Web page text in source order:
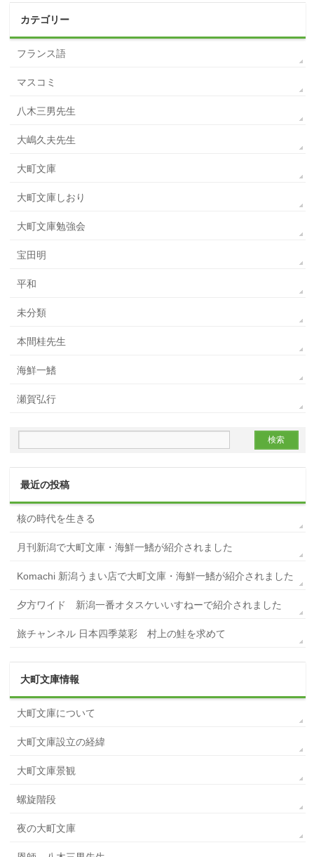
カテゴリー
フランス語
マスコミ
八木三男先生
大嶋久夫先生
大町文庫
大町文庫しおり
大町文庫勉強会
宝田明
平和
未分類
本間桂先生
海鮮一鰭
瀬賀弘行
最近の投稿
核の時代を生きる
月刊新潟で大町文庫・海鮮一鰭が紹介されました
Komachi 新潟うまい店で大町文庫・海鮮一鰭が紹介されました
夕方ワイド 新潟一番オタスケいいすねーで紹介されました
旅チャンネル 日本四季菜彩 村上の鮭を求めて
大町文庫情報
大町文庫について
大町文庫設立の経緯
大町文庫景観
螺旋階段
夜の大町文庫